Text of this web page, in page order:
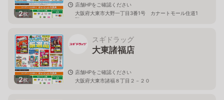
2枚
店舗HPをご確認ください
大阪府大東市大野一丁目3番1号 カナートモール住道1
階
2枚
スギドラッグ
大東諸福店
店舗HPをご確認ください
大阪府大東市諸福８丁目２－２０